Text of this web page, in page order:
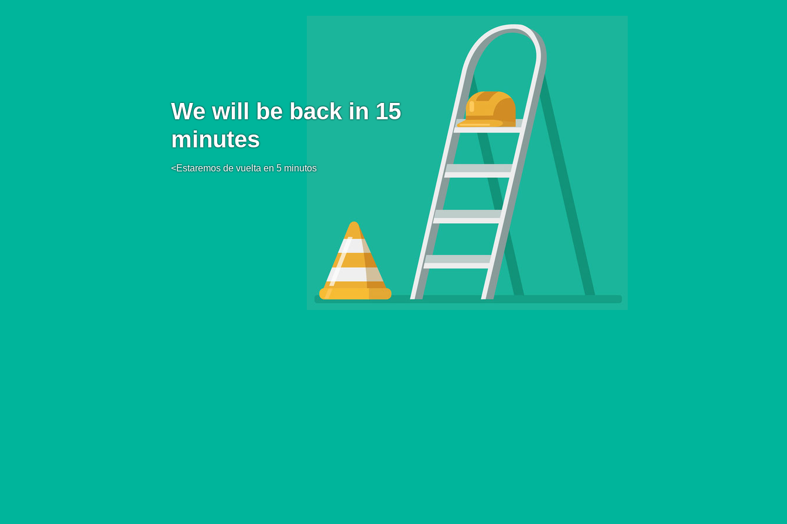
We will be back in 15
minutes
<Estaremos de vuelta en 5 minutos